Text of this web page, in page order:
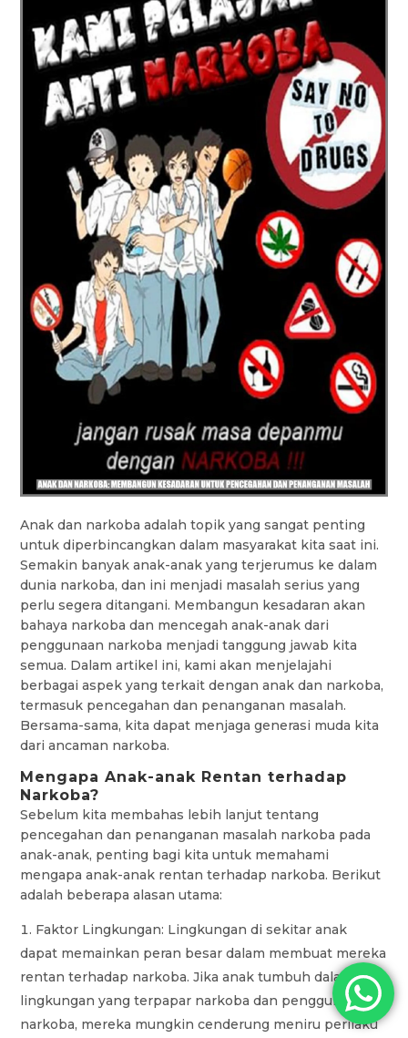
Anak dan narkoba adalah topik yang sangat penting
untuk diperbincangkan dalam masyarakat kita saat ini.
Semakin banyak anak-anak yang terjerumus ke dalam
dunia narkoba, dan ini menjadi masalah serius yang
perlu segera ditangani. Membangun kesadaran akan
bahaya narkoba dan mencegah anak-anak dari
penggunaan narkoba menjadi tanggung jawab kita
semua. Dalam artikel ini, kami akan menjelajahi
berbagai aspek yang terkait dengan anak dan narkoba,
termasuk pencegahan dan penanganan masalah.
Bersama-sama, kita dapat menjaga generasi muda kita
dari ancaman narkoba.
Mengapa Anak-anak Rentan terhadap
Narkoba?
Sebelum kita membahas lebih lanjut tentang
pencegahan dan penanganan masalah narkoba pada
anak-anak, penting bagi kita untuk memahami
mengapa anak-anak rentan terhadap narkoba. Berikut
adalah beberapa alasan utama:
Faktor Lingkungan: Lingkungan di sekitar anak
dapat memainkan peran besar dalam membuat mereka
rentan terhadap narkoba. Jika anak tumbuh dalam
lingkungan yang terpapar narkoba dan pengguna
narkoba, mereka mungkin cenderung meniru perilaku